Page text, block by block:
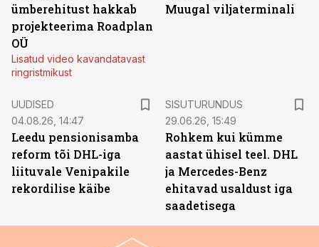
ümberehitust hakkab
projekteerima Roadplan
OÜ
Lisatud video kavandatavast
ringristmikust
Muugal viljaterminali
UUDISED
04.08.26, 14:47
Leedu pensionisamba
reform tõi DHL-iga
liituvale Venipakile
rekordilise käibe
SISUTURUNDUS
29.06.26, 15:49
Rohkem kui kümme
aastat ühisel teel. DHL
ja Mercedes-Benz
ehitavad usaldust iga
saadetisega